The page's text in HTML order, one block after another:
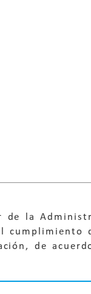
de la
cumplimiento
de